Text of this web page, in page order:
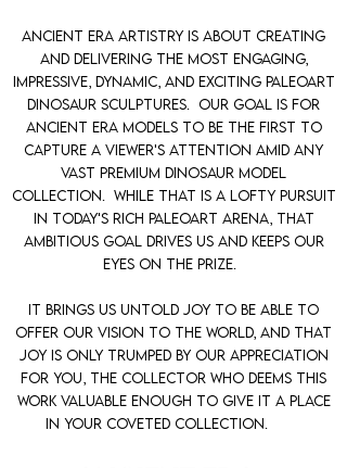
Ancient era artistry is about creating
and delivering the most engaging,
impressive, dynamic, and exciting paleoart
dinosaur sculptures. Our goal is for
ancient era models to be the first to
capture a viewer's attention amid any
vast premium dinosaur model
collection. While that is a lofty pursuit
in today's rich paleoart arena, that
ambitious goal drives us and keeps our
eyes on the prize.
It brings us untold joy to be able to
offer our vision to the world, and that
joy is only trumped by our appreciation
for you, the collector who deems this
work valuable enough to give it a place
in your coveted collection.